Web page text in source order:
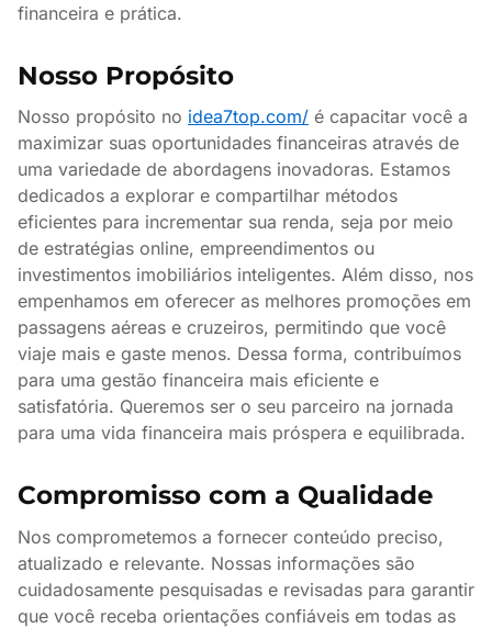
financeira e prática.
Nosso Propósito
Nosso propósito no idea7top.com/ é capacitar você a
maximizar suas oportunidades financeiras através de
uma variedade de abordagens inovadoras. Estamos
dedicados a explorar e compartilhar métodos
eficientes para incrementar sua renda, seja por meio
de estratégias online, empreendimentos ou
investimentos imobiliários inteligentes. Além disso, nos
empenhamos em oferecer as melhores promoções em
passagens aéreas e cruzeiros, permitindo que você
viaje mais e gaste menos. Dessa forma, contribuímos
para uma gestão financeira mais eficiente e
satisfatória. Queremos ser o seu parceiro na jornada
para uma vida financeira mais próspera e equilibrada.
Compromisso com a Qualidade
Nos comprometemos a fornecer conteúdo preciso,
atualizado e relevante. Nossas informações são
cuidadosamente pesquisadas e revisadas para garantir
que você receba orientações confiáveis em todas as